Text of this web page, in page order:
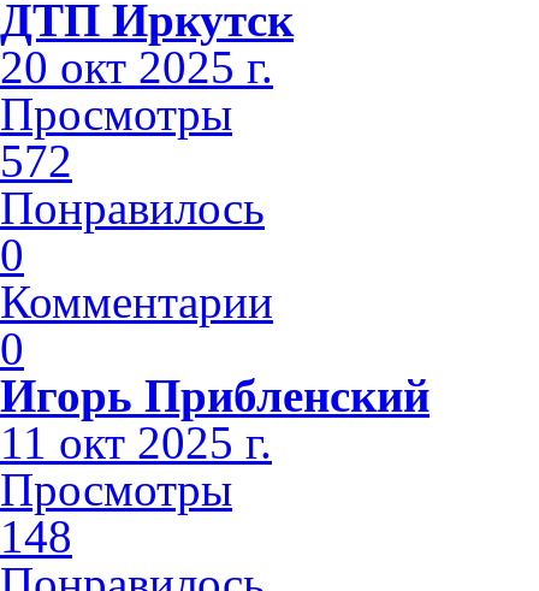
ДТП Иркутск
20 окт 2025 г.
Просмотры
572
Понравилось
0
Комментарии
0
Игорь Прибленский
11 окт 2025 г.
Просмотры
148